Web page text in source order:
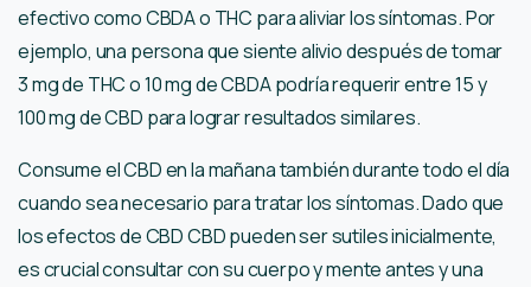
efectivo como CBDA o THC para aliviar los síntomas. Por
ejemplo, una persona que siente alivio después de tomar
3 mg de THC o 10 mg de CBDA podría requerir entre 15 y
100 mg de CBD para lograr resultados similares.
Consume el CBD en la mañana también durante todo el día
cuando sea necesario para tratar los síntomas. Dado que
los efectos de CBD CBD pueden ser sutiles inicialmente,
es crucial consultar con su cuerpo y mente antes y una